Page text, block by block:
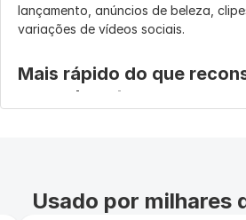
lançamento, anúncios de beleza,
variações de vídeos sociais.
Mais rápido do que
manualmente
produto. Isso ajuda equipes
cenas, formatos e estilos mantendo
Usado por milhares